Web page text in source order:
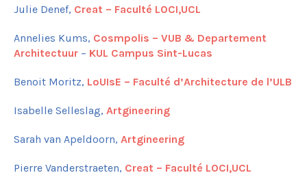
De Brussels planologische context en
operationele werkinstrumenten
Ambities
Projectbeheer
Delen
Esthetiek
Julie Denef, Creat – Faculté LOCI,UCL
Annelies Kums, Cosmpolis – VUB & Departement
Architectuur – KUL Campus Sint-Lucas
Benoit Moritz, LoUIsE – Faculté d’Architecture de l’ULB
Isabelle Selleslag, Artgineering
Sarah van Apeldoorn, Artgineering
Pierre Vanderstraeten, Creat – Faculté LOCI,UCL